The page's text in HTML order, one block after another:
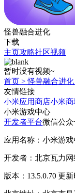
怪兽融合进化
下载
主页攻略社区视频
暂时没有视频~
首页 >怪兽融合进化
友情链接
小米应用商店小米商
小米游戏中心
开发者平台微信公众
应用名称：小米游
开发者：北京瓦力网
版本：13.5.0.70 更